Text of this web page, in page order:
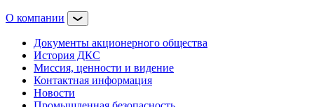
О компании
Документы акционерного общества
История ДКС
Миссия, ценности и видение
Контактная информация
Новости